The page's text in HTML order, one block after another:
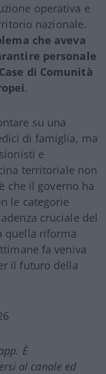
operativa e
nazionale.
che aveva
personale
di Comunità
.
su una
di famiglia, ma
e
territoriale non
che il governo ha
le categorie
cruciale del
quella riforma
fa veniva
il futuro della
È
al canale ed